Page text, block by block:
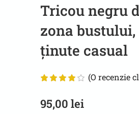
Tricou negru
zona
ținute casual
(O recenzie
95,00 lei